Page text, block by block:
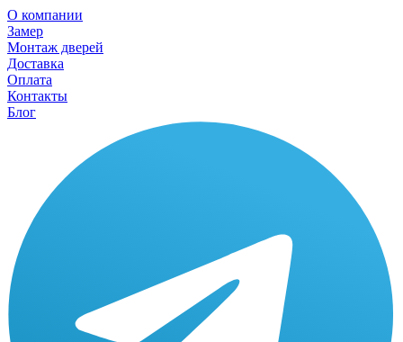
О компании
Замер
Монтаж дверей
Доставка
Оплата
Контакты
Блог